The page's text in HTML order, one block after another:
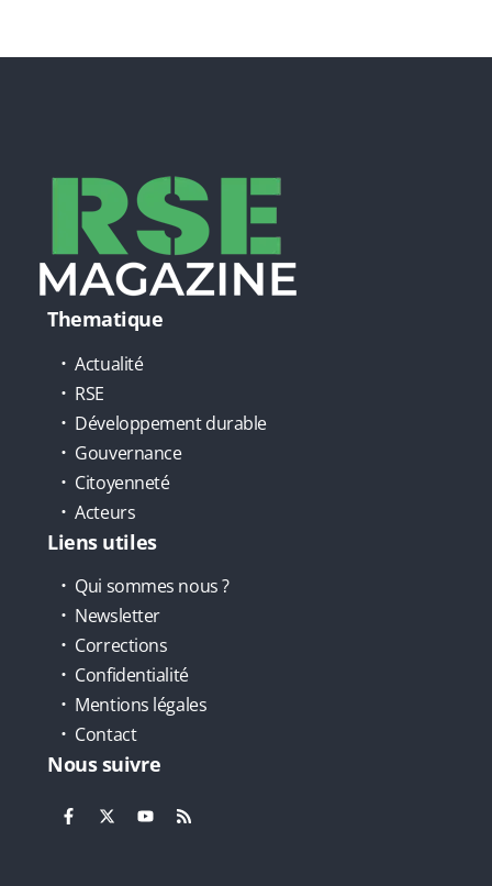
Thematique
Actualité
RSE
Développement durable
Gouvernance
Citoyenneté
Acteurs
Liens utiles
Qui sommes nous ?
Newsletter
Corrections
Confidentialité
Mentions légales
Contact
Nous suivre